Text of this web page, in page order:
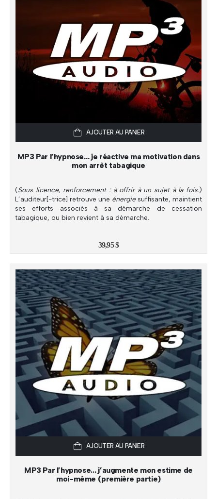
AJOUTER AU PANIER
MP3 Par l’hypnose… je réactive ma motivation dans
mon arrêt tabagique
(Sous licence, renforcement : à offrir à un sujet à la fois.)
L’auditeur[-trice] retrouve une énergiesuffisante, maintient
ses efforts associés à sa démarche de cessation
tabagique, ou bien revient à sa démarche.
39,95$
AJOUTER AU PANIER
MP3 Par l’hypnose… j’augmente mon estime de
moi-même (première partie)